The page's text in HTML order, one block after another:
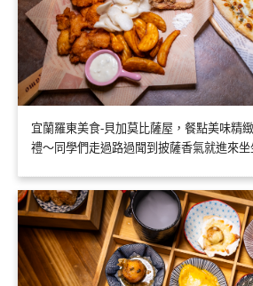
宜蘭羅東美食-貝加莫比薩屋，餐點美味精
禮～同學們走過路過聞到披薩香氣就進來